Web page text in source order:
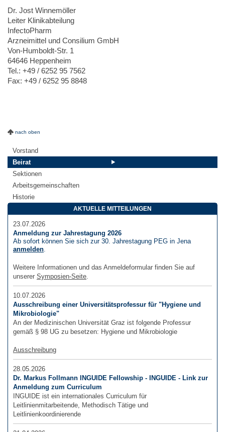
Dr. Jost Winnemöller
Leiter Klinikabteilung
InfectoPharm
Arzneimittel und Consilium GmbH
Von-Humboldt-Str. 1
64646 Heppenheim
Tel.: +49 / 6252 95 7562
Fax: +49 / 6252 95 8848
nach oben
Vorstand
Beirat
Sektionen
Arbeitsgemeinschaften
Historie
AKTUELLE MITTEILUNGEN
23.07.2026
Anmeldung zur Jahrestagung 2026
Ab sofort können Sie sich zur 30. Jahrestagung PEG in Jena
anmelden.
Weitere Informationen und das Anmeldeformular finden Sie auf
unserer Symposien-Seite.
10.07.2026
Ausschreibung einer Universitätsprofessur für "Hygiene und
Mikrobiologie"
An der Medizinischen Universität Graz ist folgende Professur
gemäß § 98 UG zu besetzen: Hygiene und Mikrobiologie
Ausschreibung
28.05.2026
Dr. Markus Follmann INGUIDE Fellowship - INGUIDE - Link zur
Anmeldung zum Curriculum
INGUIDE ist ein internationales Curriculum für
Leitlinienmitarbeitende, Methodisch Tätige und
Leitlinienkoordinierende